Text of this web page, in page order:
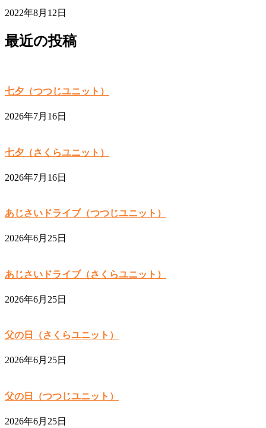
2022年8月12日
最近の投稿
七夕（つつじユニット）
2026年7月16日
七夕（さくらユニット）
2026年7月16日
あじさいドライブ（つつじユニット）
2026年6月25日
あじさいドライブ（さくらユニット）
2026年6月25日
父の日（さくらユニット）
2026年6月25日
父の日（つつじユニット）
2026年6月25日